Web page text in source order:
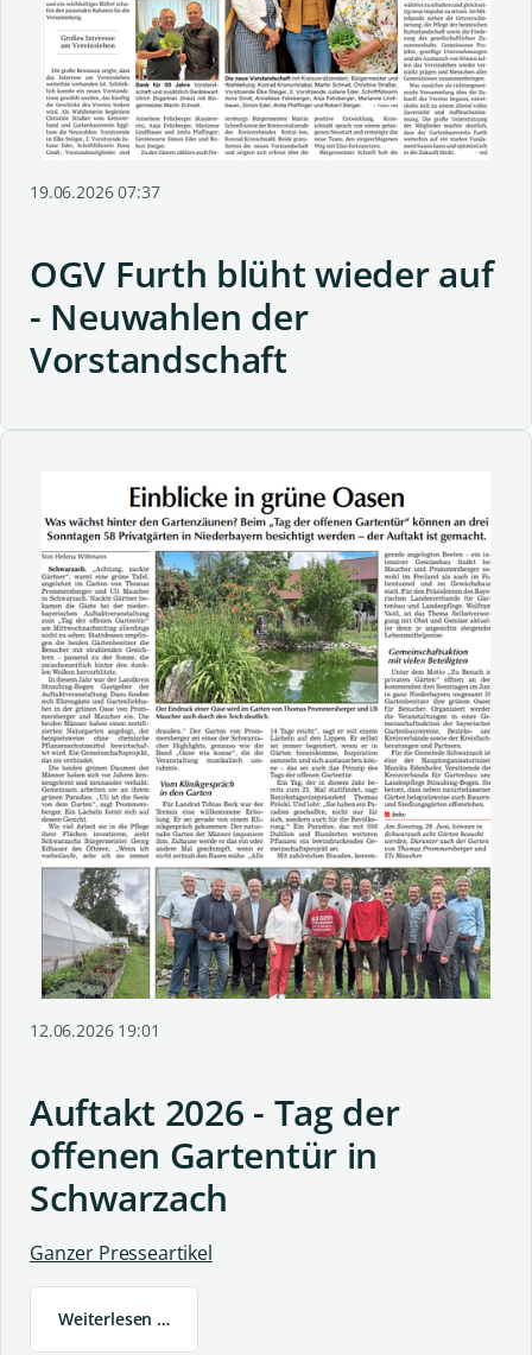
19.06.2026 07:37
OGV Furth blüht wieder auf
- Neuwahlen der
Vorstandschaft
12.06.2026 19:01
Auftakt 2026 - Tag der
offenen Gartentür in
Schwarzach
Ganzer Presseartikel
Weiterlesen …